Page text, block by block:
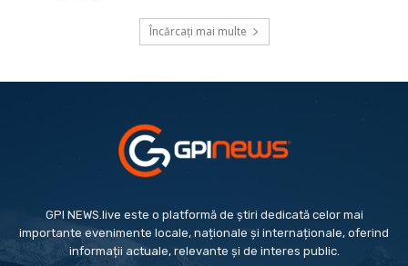
Încărcați mai multe
GPI NEWS.live este o platformă de știri dedicată celor mai
importante evenimente locale, naționale și internaționale, oferind
informații actuale, relevante și de interes public.